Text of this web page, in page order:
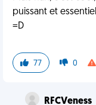
puissant et
=D
77 0
RFCVeness